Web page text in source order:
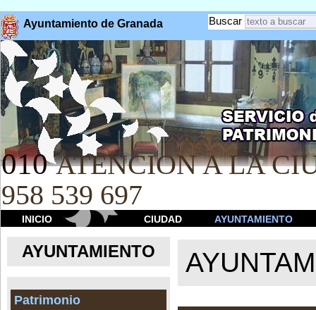
Ayuntamiento de Granada Buscar
010 ATENCION A LA
958 539 697
INICIO CIUDAD AYUNTAMIENTO
AYUNTAMIENTO
Patrimonio